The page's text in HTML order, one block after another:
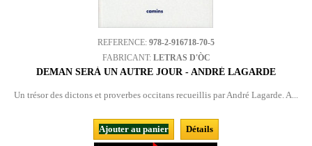
REFERENCE: 978-2-916718-70-5
FABRICANT: LETRAS D'ÒC
DEMAN SERÀ UN AUTRE JOUR - ANDRÉ LAGARDE
Un trésor des dictons et proverbes occitans recueillis par André Lagarde. A...
Ajouter au panier Détails